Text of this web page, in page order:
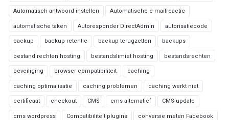
Automatisch antwoord instellen Automatische e-mailreactie
automatische taken Autoresponder DirectAdmin autorisatiecode
backup backup retentie backup terugzetten backups
bestand rechten hosting bestandslimiet hosting bestandsrechten
beveiliging browser compatibiliteit caching
caching optimalisatie caching problemen caching werkt niet
certificaat checkout CMS cms alternatief CMS update
cms wordpress Compatibiliteit plugins conversie meten Facebook